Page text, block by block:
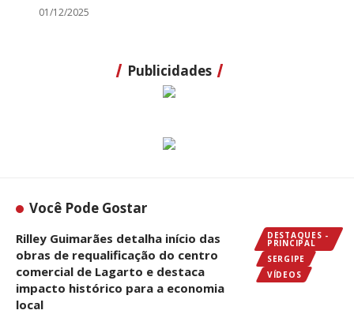
01/12/2025
Publicidades
Você Pode Gostar
DESTAQUES -
PRINCIPAL
SERGIPE
VÍDEOS
Rilley Guimarães detalha início das
obras de requalificação do centro
comercial de Lagarto e destaca
impacto histórico para a economia
local